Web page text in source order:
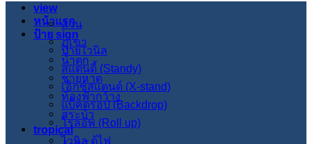
หน้าแรก
ป้าย sign
ป้ายไวนิล
สแตนดี้ (Standy)
เอ็กซ์สแตนด์ (X-stand)
แบ็คดรอป (Backdrop)
โรลอัพ (Roll up)
ไวนิล ตู้ไฟ
view
สวน
ภูเขา
น้ำตก
ชายหาด
ท้องฟ้ากว้าง
สระบัว
tropical